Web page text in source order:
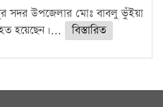
সদর উপজেলার মোঃ বাবলু ভুঁইয়া
হয়েছেন।...
বিস্তারিত